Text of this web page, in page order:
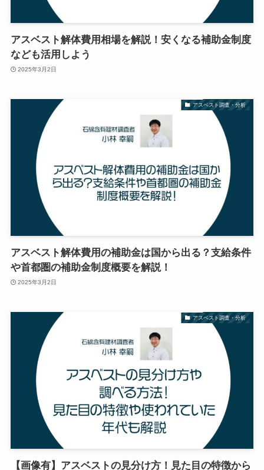
アスベスト解体費用相場を解説！安くなる補助金制度
なども活用しよう
2025年3月2日
アスベスト調査・分析
アスベスト解体費用の補助金は国から出る？支給条件
や首都圏の補助金制度概要を解説！
2025年3月2日
アスベスト調査・分析
【画像有】アスベストの見分け方！見た目の特徴から